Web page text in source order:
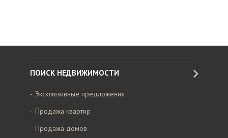
ПОИСК НЕДВИЖИМОСТИ
Эксклюзивные предложения
Продажа квартир
Продажа домов